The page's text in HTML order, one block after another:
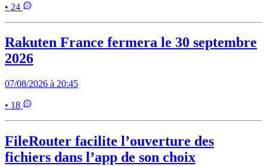
• 24
Rakuten France fermera le 30 septembre
2026
07/08/2026 à 20:45
• 18
FileRouter facilite l’ouverture des
fichiers dans l’app de son choix